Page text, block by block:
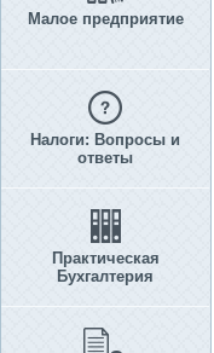
Малое предприятие
Налоги: Вопросы и
ответы
Практическая
Бухгалтерия